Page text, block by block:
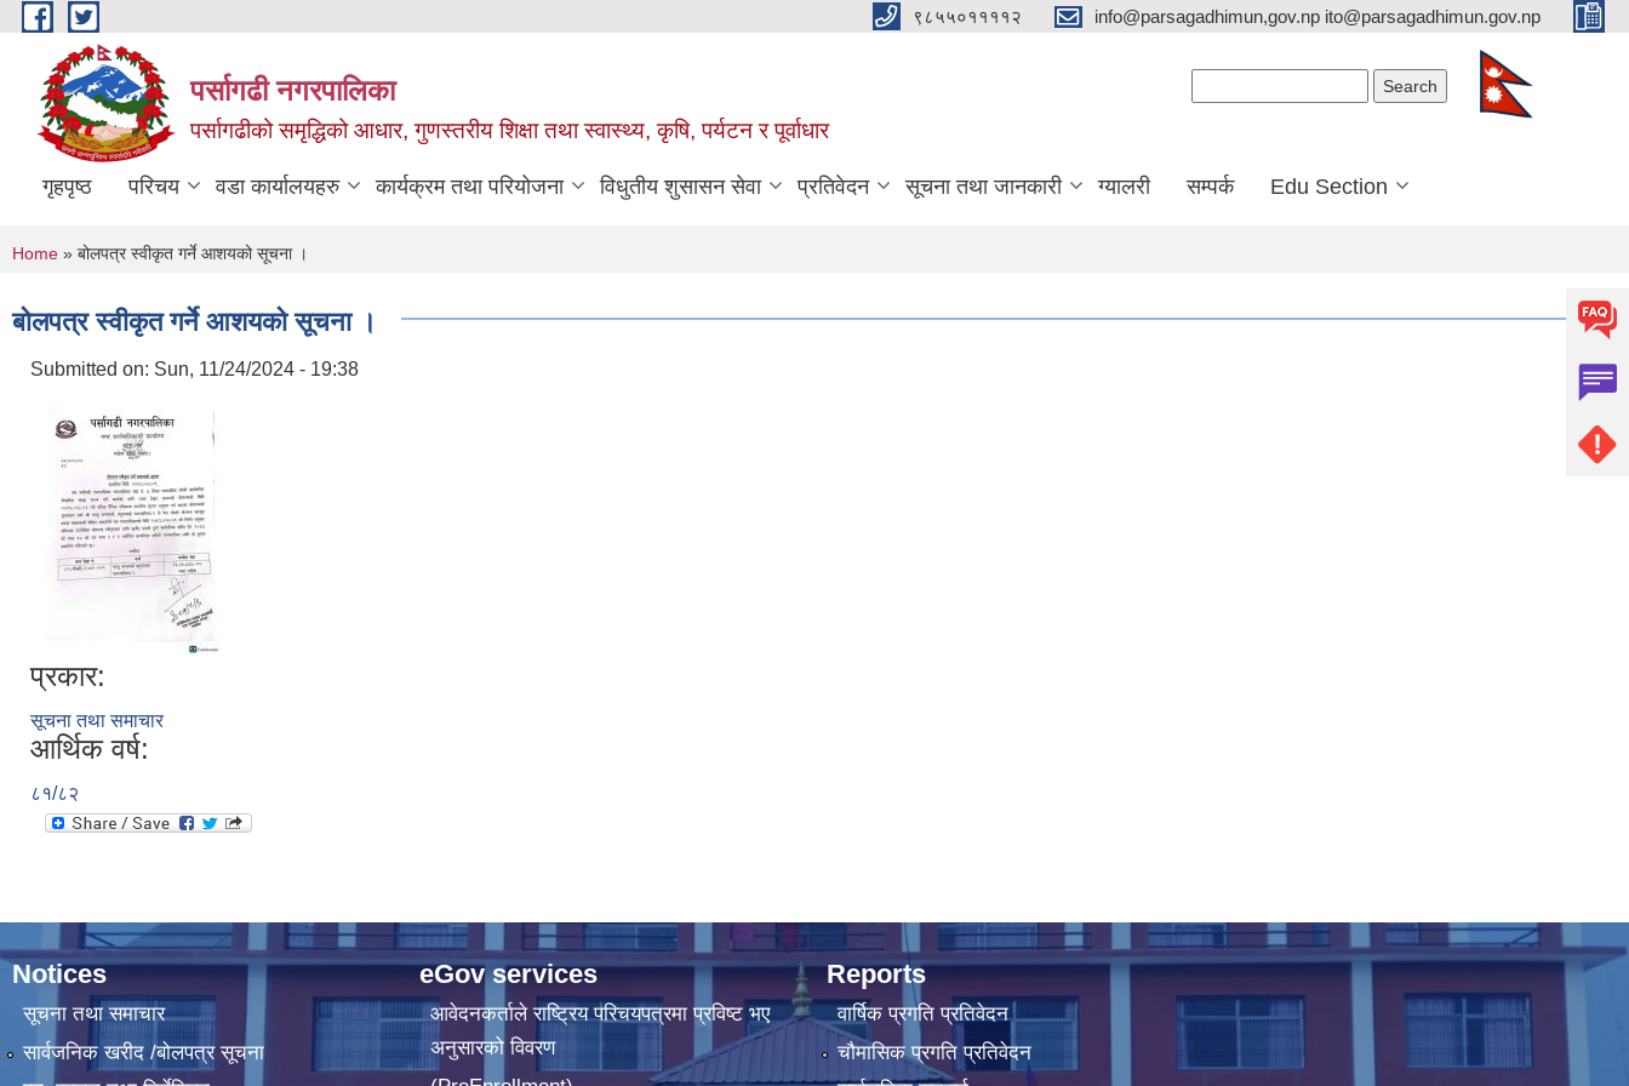
Skip to main content ९८५५०११११२ info@parsagadhimun,gov.np ito@parsagadhimun.gov.np
पर्सागढी नगरपालिका
पर्सागढीको समृद्धिको आधार, गुणस्तरीय शिक्षा तथा स्वास्थ्य, कृषि, पर्यटन र पूर्वाधार
गृहपृष्ठ परिचय वडा कार्यालयहरु कार्यक्रम तथा परियोजना विधुतीय शुसासन सेवा प्रतिवेदन सूचना तथा जानकारी ग्यालरी सम्पर्क Edu Section
You are here
Home » बोलपत्र स्वीकृत गर्ने आशयको सूचना ।
बोलपत्र स्वीकृत गर्ने आशयको सूचना ।
Submitted on: Sun, 11/24/2024 - 19:38
प्रकार:
सूचना तथा समाचार
आर्थिक वर्ष:
८१/८२
Notices
सूचना तथा समाचार
सार्वजनिक खरीद /बोलपत्र सूचना
eGov services
आवेदनकर्ताले राष्‍ट्रिय परिचयपत्रमा प्रविष्ट भए
अनुसारको विवरण
Reports
वार्षिक प्रगति प्रतिवेदन
चौमासिक प्रगति प्रतिवेदन